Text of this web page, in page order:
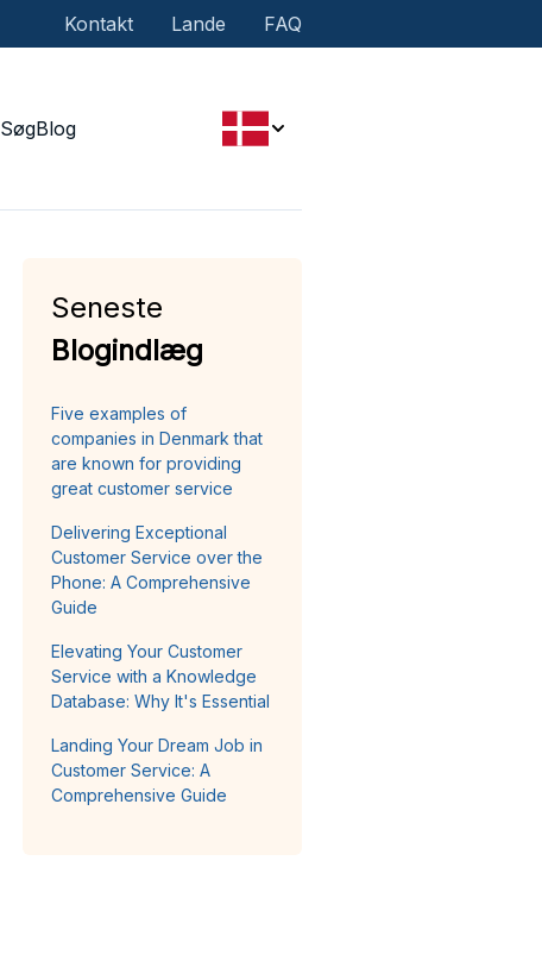
Kontakt Lande FAQ
SøgBlog
Seneste
Blogindlæg
Five examples of
companies in Denmark that
are known for providing
great customer service
Delivering Exceptional
Customer Service over the
Phone: A Comprehensive
Guide
Elevating Your Customer
Service with a Knowledge
Database: Why It's Essential
Landing Your Dream Job in
Customer Service: A
Comprehensive Guide